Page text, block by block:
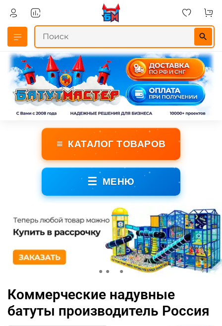
≡ КАТАЛОГ ТОВАРОВ
☰ МЕНЮ
Коммерческие надувные
батуты производитель Россия